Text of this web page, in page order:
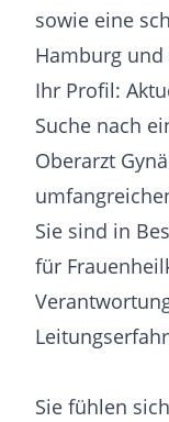
sowie eine
Hamburg
Ihr Profil:
Suche nach
Oberarzt
Sie sind in
für
Sie fühlen